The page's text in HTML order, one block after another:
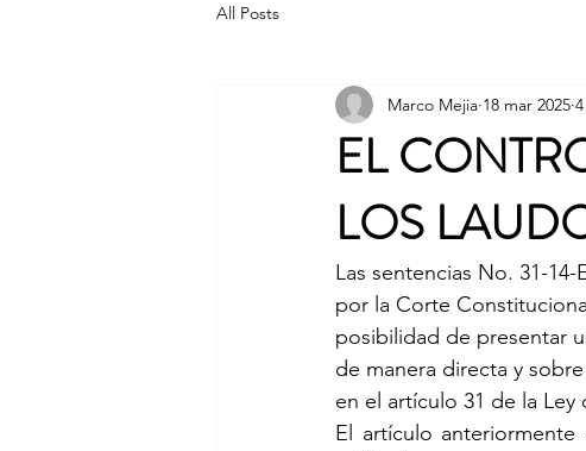
All Posts
EL
LOS
Marco Mejia 18 mar 2025
Las sentencias No. 31-
por la Corte
posibilidad de presentar
de manera directa y
en el artículo 31 de la
El artículo